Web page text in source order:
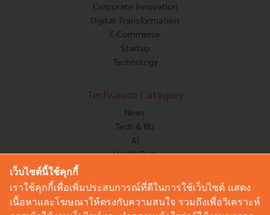
Corporate Innovation
Digital Transformation
E-Commerce
Startup
Technology
Techsauce Category
News
Tech & Biz
AI
HealthTech
Corp Innov
Saucy Thoughts
เว็บไซต์นี้ใช้คุกกี้
เราใช้คุกกี้เพื่อเพิ่มประสบการณ์ที่ดีในการใช้เว็บไซต์ แสดง
เนื้อหาและโฆษณาให้ตรงกับความสนใจ รวมถึงเพื่อวิเคราะห์